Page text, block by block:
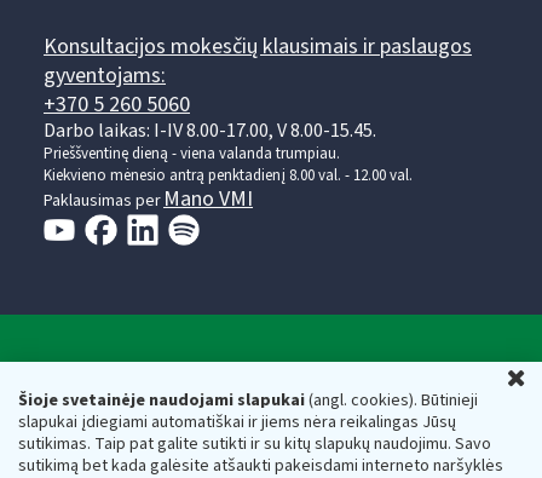
Šioje svetainėje naudojami slapukai(angl. cookies). Būtinieji
slapukai įdiegiami automatiškai ir jiems nėra reikalingas Jūsų
sutikimas. Taip pat galite sutikti ir su kitų slapukų naudojimu. Savo
sutikimą bet kada galėsite atšaukti pakeisdami interneto naršyklės
Konsultacijos mokesčių klausimais ir paslaugos
gyventojams:
+370 5 260 5060
Darbo laikas: I-IV 8.00-17.00, V 8.00-15.45.
Prieššventinę dieną - viena valanda trumpiau.
Kiekvieno mėnesio antrą penktadienį 8.00 val. - 12.00 val.
Paklausimas per Mano VMI
Respublikos finansų ministerijos
Biudžetinė įstaiga. Juridinio asmens kodas — 188659752,
adresas: Vasario 16-osios g. 14, 01107 Vilnius, Lietuva, el.paštas: